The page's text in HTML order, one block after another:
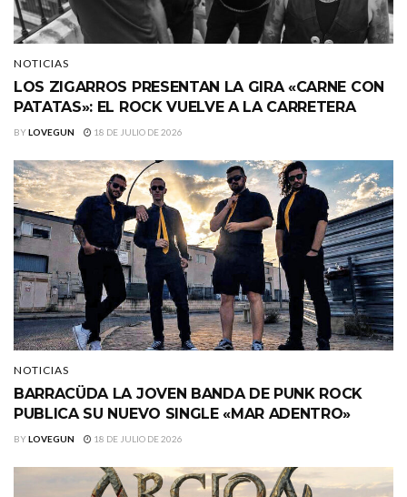
NOTICIAS
LOS ZIGARROS PRESENTAN LA GIRA «CARNE CON
PATATAS»: EL ROCK VUELVE A LA CARRETERA
BYLOVEGUN 18 DE JULIO DE 2026
NOTICIAS
BARRACÜDA LA JOVEN BANDA DE PUNK ROCK
PUBLICA SU NUEVO SINGLE «MAR ADENTRO»
BYLOVEGUN 18 DE JULIO DE 2026